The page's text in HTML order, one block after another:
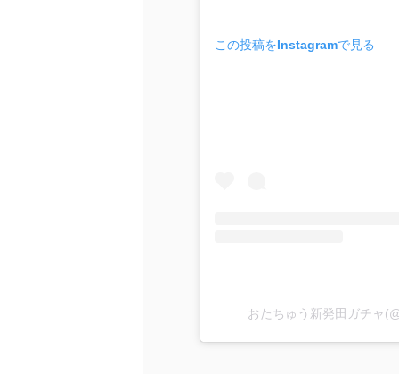
この投稿をInstagramで見る
おたちゅう新発田ガチャ